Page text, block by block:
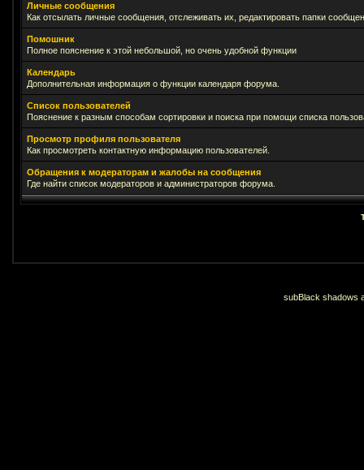
Личные сообщения
Как отсылать личные сообщения, отслеживать их, редактировать папки
Помошник
Полное пояснение к этой небольшой, но очень удобной функции
Календарь
Дополнительная информация о функции календаря форума.
Список пользователей
Пояснение к разным способам сортировки и поиска при помощи списка
Просмотр профиля пользователя
Как просмотреть контактную информацию пользователей.
Обращения к модераторам и жалобы на сообщения
Где найти список модераторов и администраторов форума.
subBlack shadows